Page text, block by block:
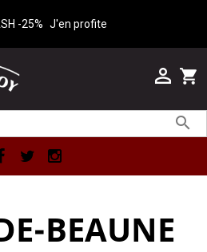
-25% J'en profite
shopping_cart


Facebook
BEAUNE